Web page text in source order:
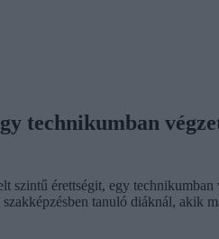
technikumban
szintű érettségit, egy
tanuló diáknál, akik